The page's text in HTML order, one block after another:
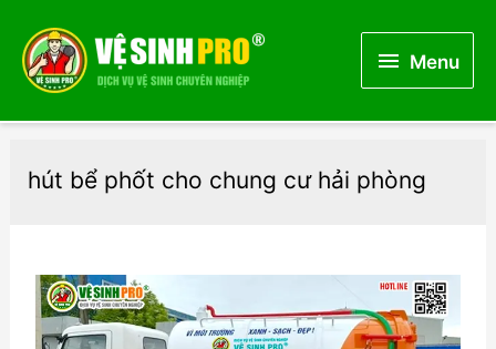
MenuMenu
hút bể phốt cho chung cư hải phòng